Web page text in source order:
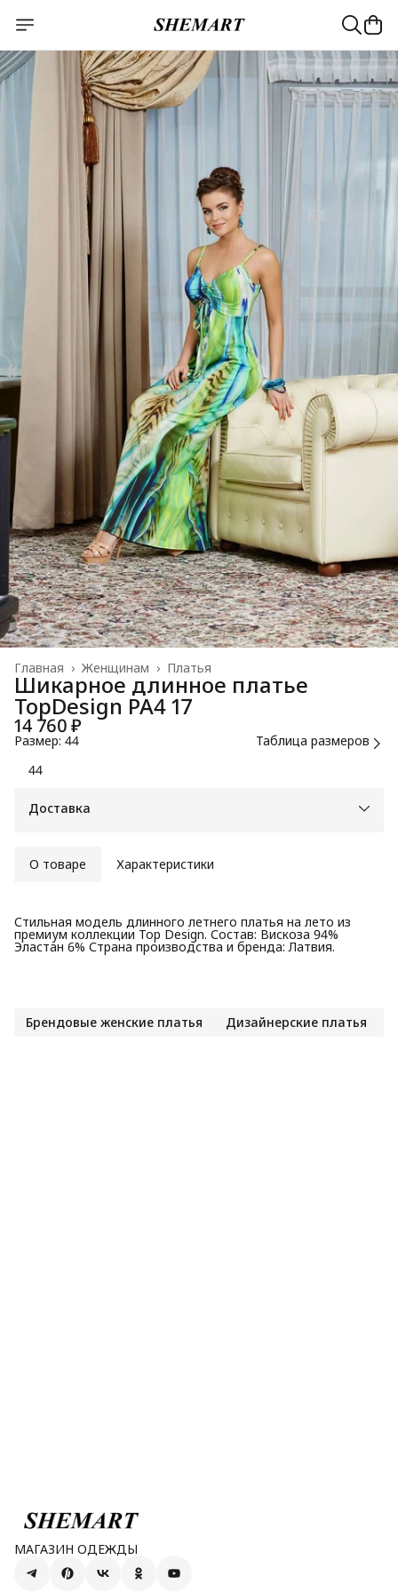
Платья
Женщинам ›
Главная ›
Шикарное длинное платье
TopDesign РА4 17
14 760 ₽
Размер: 44
Таблица размеров
44
Доставка
О товаре Характеристики
Стильная модель длинного летнего платья на лето из
премиум коллекции Top Design. Состав: Вискоза 94%
Эластан 6% Страна производства и бренда: Латвия.
Брендовые женские платья Дизайнерские платья
МАГАЗИН ОДЕЖДЫ